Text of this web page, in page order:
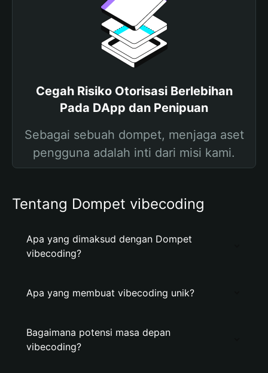
Cegah Risiko Otorisasi Berlebihan
Pada DApp dan Penipuan
Sebagai sebuah dompet, menjaga aset
pengguna adalah inti dari misi kami.
Tentang Dompet vibecoding
Apa yang dimaksud dengan Dompet
vibecoding?
Apa yang membuat vibecoding unik?
Bagaimana potensi masa depan
vibecoding?